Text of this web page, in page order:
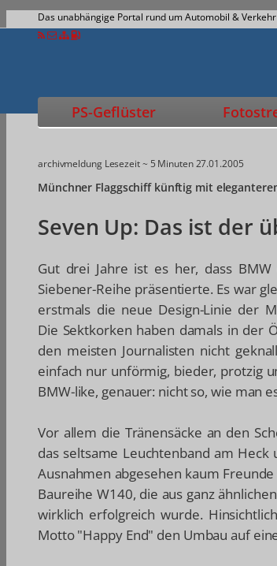
Das unabhängige Portal rund um Automobil & Verkehr
PS-Geflüster
archivmeldung Lesezeit ~ 5 Minuten27.01.2005
Münchner Flaggschiff künftig mit
Seven Up: Das ist der
Gut drei Jahre ist es her, dass
Siebener-Reihe präsentierte. Es war
erstmals die neue Design-Linie der
Die Sektkorken haben damals in der
den meisten Journalisten nicht
einfach nur unförmig, bieder, protzig
BMW-like, genauer: nicht so, wie man
Vor allem die Tränensäcke an den
das seltsame Leuchtenband am
Ausnahmen abgesehen kaum
Baureihe W140, die aus ganz
wirklich erfolgreich wurde.
Motto "Happy End" den Umbau auf